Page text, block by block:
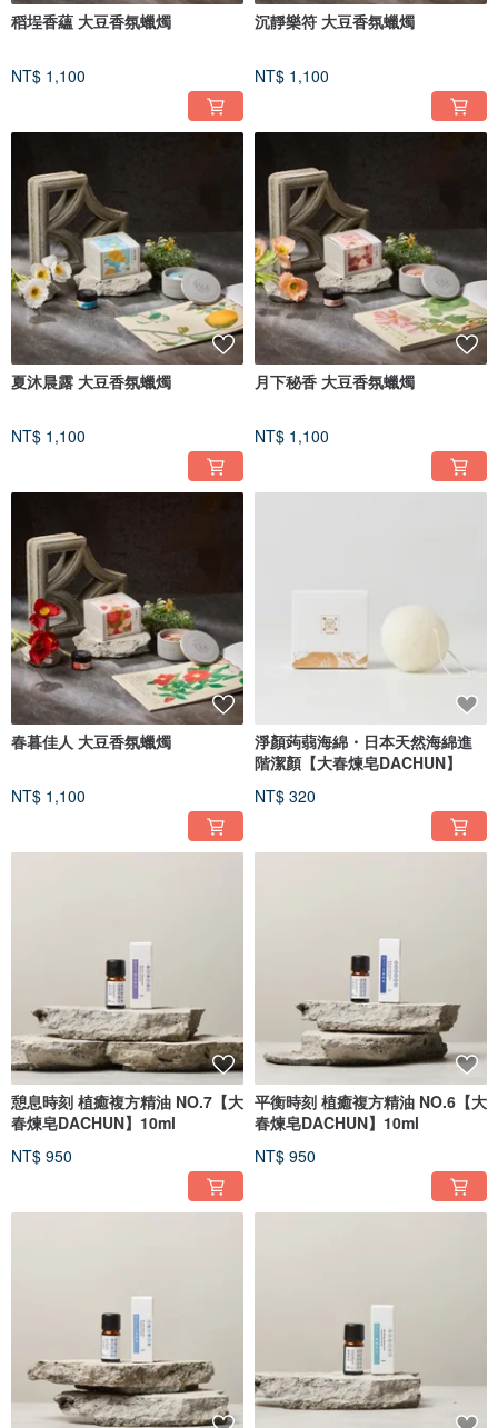
稻埕香蘊 大豆香氛蠟燭
NT$ 1,100
沉靜樂符 大豆香氛蠟燭
NT$ 1,100
夏沐晨露 大豆香氛蠟燭
NT$ 1,100
月下秘香 大豆香氛蠟燭
NT$ 1,100
春暮佳人 大豆香氛蠟燭
NT$ 1,100
淨顏蒟蒻海綿・日本天然海綿進
階潔顏【大春煉皂DACHUN】
NT$ 320
憩息時刻 植癒複方精油 NO.7【大
春煉皂DACHUN】10ml
NT$ 950
平衡時刻 植癒複方精油 NO.6【大
春煉皂DACHUN】10ml
NT$ 950